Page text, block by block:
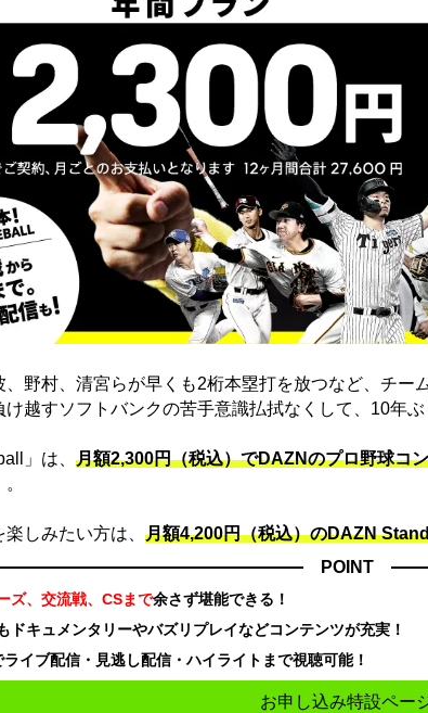
、野村、清宮らが早くも2桁本塁打を放つなど、チ
越すソフトバンクの苦手意識払拭なくして、10年ぶ
」は、 月額2,300円（税込）でDAZNのプロ野球コ
しみたい方は、 月額4,200円（税込）のDAZN
POINT
ズ、交流戦、CSまで余さず堪能できる！
キュメンタリーやバズリプレイなどコンテンツが充実！
ライブ配信・見逃し配信・ハイライトまで視聴可能！
お申し込み特設ペー